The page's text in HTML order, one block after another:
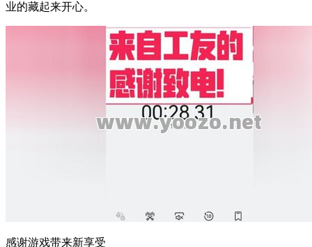
业的藏起来开心。
感谢游戏带来新享受